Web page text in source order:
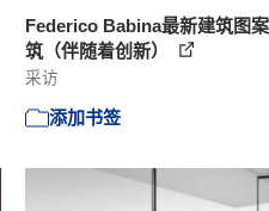
Federico Babina最新建筑图
筑（伴随着创新）
采访
添加书签